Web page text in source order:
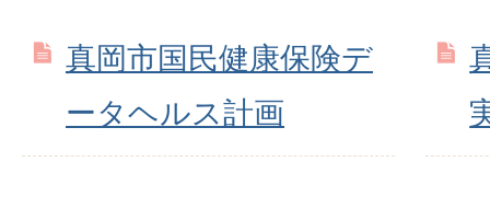
真岡市国民健康保険デ
ータヘルス計画